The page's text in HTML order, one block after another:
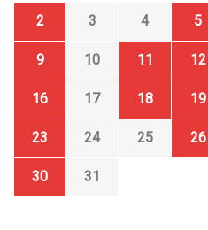
2 3 4 5
9 10 11 12
16 17 18 19
23 24 25 26
30
31